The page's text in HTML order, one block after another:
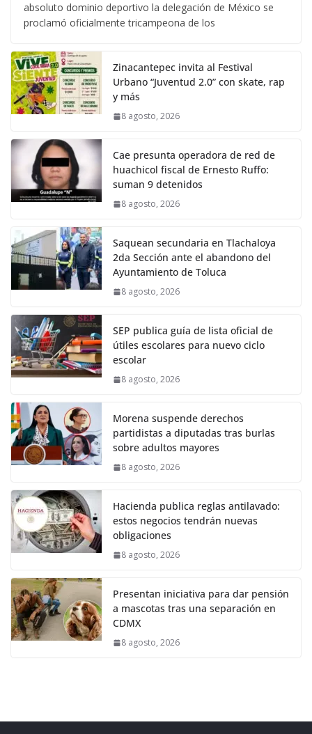
absoluto dominio deportivo la delegación de México se
proclamó oficialmente tricampeona de los
Zinacantepec invita al Festival
Urbano “Juventud 2.0” con skate, rap
y más
8 agosto, 2026
Cae presunta operadora de red de
huachicol fiscal de Ernesto Ruffo:
suman 9 detenidos
8 agosto, 2026
Saquean secundaria en Tlachaloya
2da Sección ante el abandono del
Ayuntamiento de Toluca
8 agosto, 2026
SEP publica guía de lista oficial de
útiles escolares para nuevo ciclo
escolar
8 agosto, 2026
Morena suspende derechos
partidistas a diputadas tras burlas
sobre adultos mayores
8 agosto, 2026
Hacienda publica reglas antilavado:
estos negocios tendrán nuevas
obligaciones
8 agosto, 2026
Presentan iniciativa para dar pensión
a mascotas tras una separación en
CDMX
8 agosto, 2026